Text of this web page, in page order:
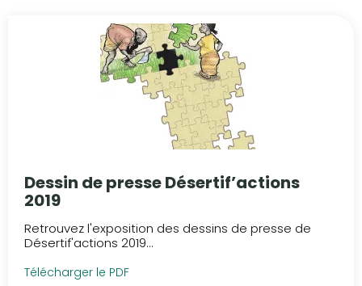
Dessin de presse Désertif’actions
2019
Retrouvez l'exposition des dessins de presse de
Désertif'actions 2019...
Télécharger le PDF